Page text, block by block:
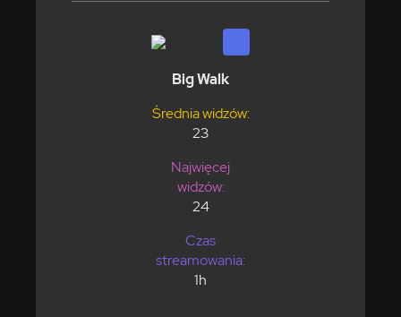
Big Walk
Średnia widzów:
23
Najwięcej
widzów:
24
Czas
streamowania:
1h